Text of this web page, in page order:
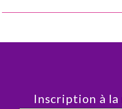
Inscription à